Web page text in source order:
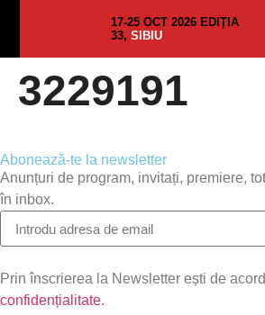
17-25 OCT 2026 EDIȚIA
33, SIBIU
3229191
Abonează-te la newsletter
Anunțuri de program, invitați, premiere,
în inbox.
Prin înscrierea la Newsletter ești de
confidențialitate.